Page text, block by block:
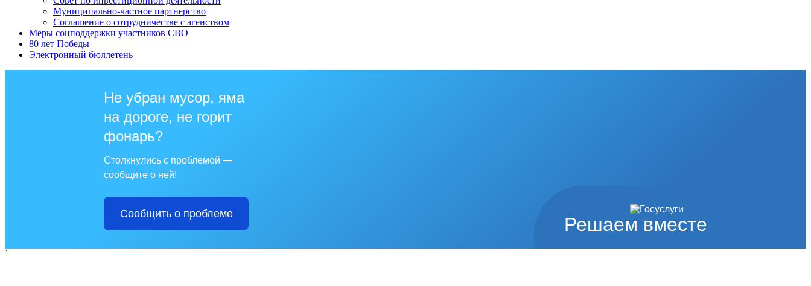
Муниципально-частное партнерство
Соглашение о сотрудничестве с агенством
Меры соцподдержки участников СВО
80 лет Победы
Электронный бюллетень
Решаем вместе
Не убран мусор, яма
на дороге, не горит
фонарь?
Столкнулись с проблемой —
сообщите о ней!
Сообщить о проблеме
`